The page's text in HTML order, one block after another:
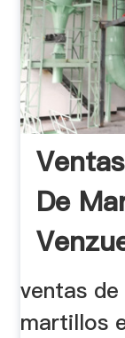
De
ventas
martillos